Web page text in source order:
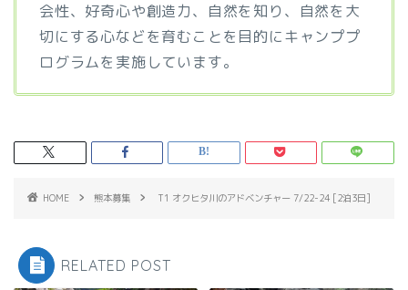
会性、好奇心や創造力、自然を知り、自然を大
切にする心などを育むことを目的にキャンププ
ログラムを実施しています。
HOME 熊本募集 T1 オクヒタ川のアドベンチャー 7/22-24 [2泊3日]
RELATED POST